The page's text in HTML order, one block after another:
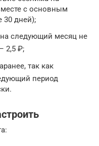
с основным
30 дней);
на следующий месяц не
2,5 ₽;
так как
период